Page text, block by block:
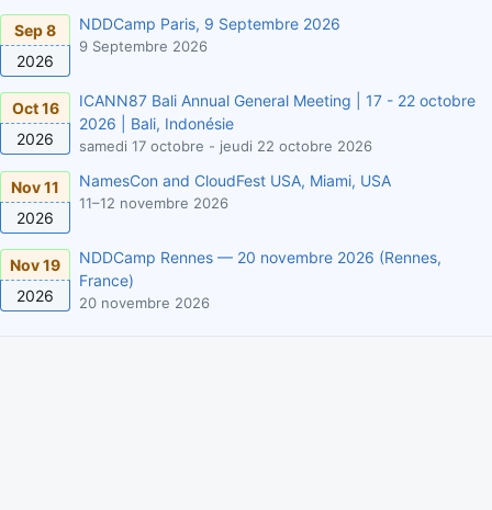
Sep 8
2026
NDDCamp Paris, 9 Septembre 2026
9 Septembre 2026
Oct 16
2026
ICANN87 Bali Annual General Meeting | 17 - 22 octobre
2026 | Bali, Indonésie
samedi 17 octobre - jeudi 22 octobre 2026
Nov 11
2026
NamesCon and CloudFest USA, Miami, USA
11–12 novembre 2026
Nov 19
2026
NDDCamp Rennes — 20 novembre 2026 (Rennes,
France)
20 novembre 2026